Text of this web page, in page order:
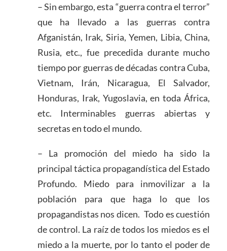
– Sin embargo, esta “guerra contra el terror”
que ha llevado a las guerras contra
Afganistán, Irak, Siria, Yemen, Libia, China,
Rusia, etc., fue precedida durante mucho
tiempo por guerras de décadas contra Cuba,
Vietnam, Irán, Nicaragua, El Salvador,
Honduras, Irak, Yugoslavia, en toda África,
etc. Interminables guerras abiertas y
secretas en todo el mundo.
– La promoción del miedo ha sido la
principal táctica propagandística del Estado
Profundo. Miedo para inmovilizar a la
población para que haga lo que los
propagandistas nos dicen. Todo es cuestión
de control. La raíz de todos los miedos es el
miedo a la muerte, por lo tanto el poder de